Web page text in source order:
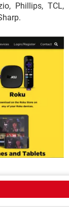
Phillips, TCL,